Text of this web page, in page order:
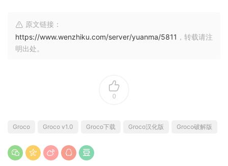
原文链接：
https://www.wenzhiku.com/server/yuanma/5811 ，转载请注
明出处。
0
Groco Groco v1.0 Groco下载 Groco汉化版 Groco破解版